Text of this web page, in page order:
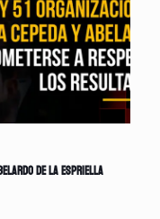
de la Espriella